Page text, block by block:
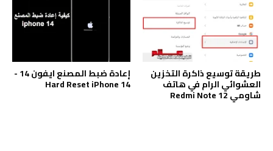
طريقة توسيع ذاكرة التخزين
العشوائي الرام في هاتف
شاومي Redmi Note 12
إعادة ضبط المصنع ايفون 14 -
Hard Reset iPhone 14